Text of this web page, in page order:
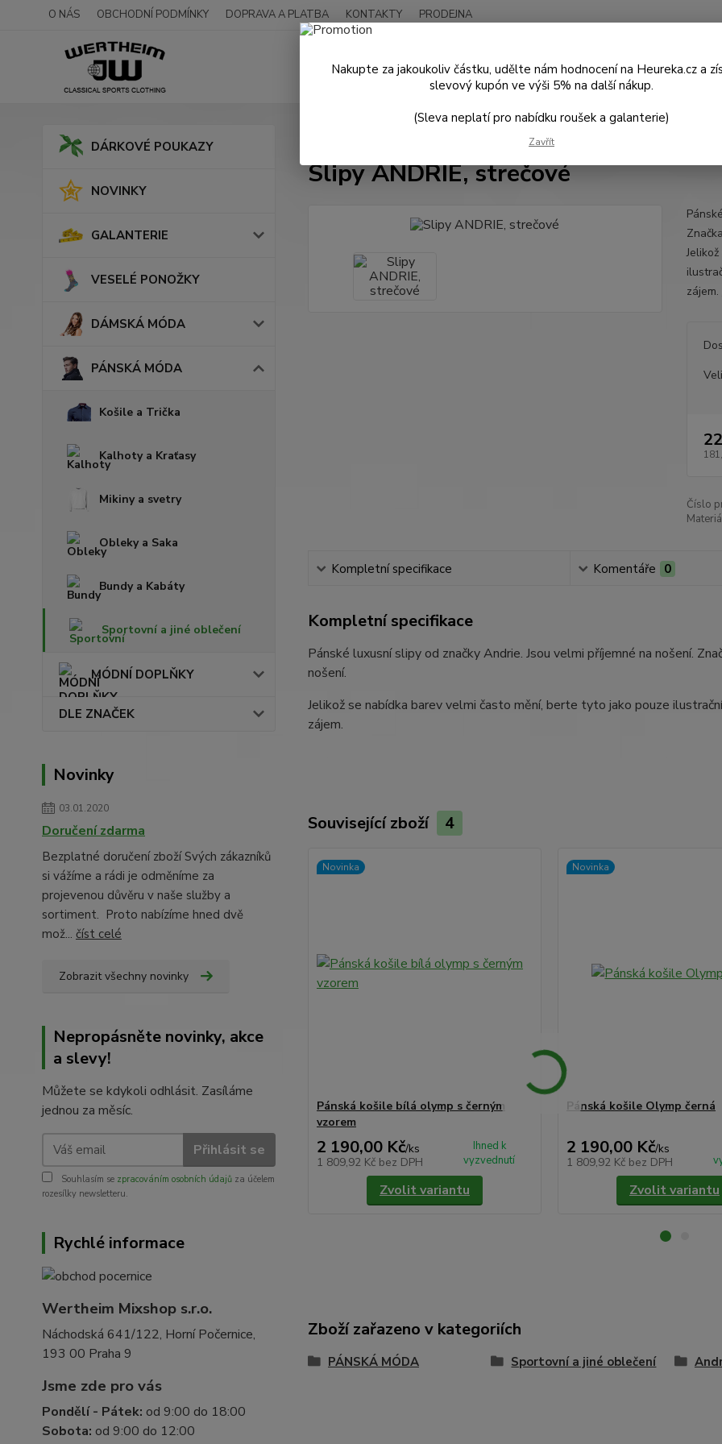
O NÁS OBCHODNÍ PODMÍNKY DOPRAVA A PLATBA KONTAKTY PRODEJNA
Hledat
Po -
DÁRKOVÉ POUKAZY
NOVINKY
GALANTERIE
VESELÉ PONOŽKY
DÁMSKÁ MÓDA
PÁNSKÁ MÓDA
Košile a Trička
Kalhoty a Kraťasy
Mikiny a svetry
Obleky a Saka
Bundy a Kabáty
Sportovní a jiné oblečení
MÓDNÍ DOPLŇKY
DLE ZNAČEK
Novinky
03.01.2020
Doručení zdarma
Bezplatné doručení zboží Svých zákazníků
si vážíme a rádi je odměníme za
projevenou důvěru v naše služby a
sortiment. Proto nabízíme hned dvě
mož... číst celé
Zobrazit všechny novinky
Nepropásněte novinky, akce
a slevy!
Můžete se kdykoli odhlásit. Zasíláme
jednou za měsíc.
Přihlásit se
Souhlasím se zpracováním osobních údajů za účelem
rozesílky newsletteru.
Rychlé informace
Wertheim Mixshop s.r.o.
Náchodská 641/122, Horní Počernice,
193 00 Praha 9
Jsme zde pro vás
Pondělí - Pátek: od 9:00 do 18:00
Sobota: od 9:00 do 12:00
Slipy ANDRIE, strečové
zájem.
Číslo
Kompletní specifikace Komentáře 0
Kompletní specifikace
Pánské luxusní slipy od značky Andrie. Jsou velmi příjemné na nošení.
nošení.
Jelikož se nabídka barev velmi často mění, berte tyto jako pouze
zájem.
Související zboží 4
Novinka
Pánská košile bílá olymp s černým
vzorem
2 190,00 Kč/ks
1 809,92 Kč bez DPH
Ihned k
vyzvednutí
Zvolit variantu
Novinka
Pánská košile Olymp černá
2 190,00 Kč/ks
1 809,92 Kč bez DPH
Zvolit variantu
Zboží zařazeno v kategoriích
PÁNSKÁ MÓDA Sportovní a jiné oblečení
Nakupte za jakoukoliv částku, udělte nám hodnocení na Heureka.cz a
slevový kupón ve výši 5% na další nákup.
(Sleva neplatí pro nabídku roušek a galanterie)
Zavřít